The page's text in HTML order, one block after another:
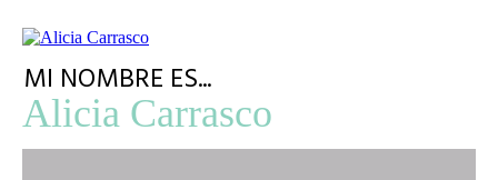
MI NOMBRE ES...
Alicia Carrasco